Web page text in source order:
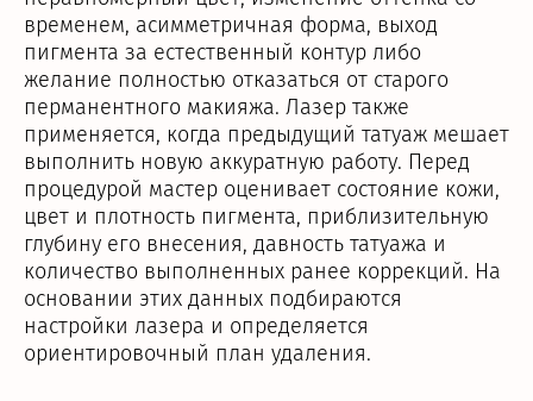
временем, асимметричная форма, выход
пигмента за естественный контур либо
желание полностью отказаться от старого
перманентного макияжа. Лазер также
применяется, когда предыдущий татуаж мешает
выполнить новую аккуратную работу. Перед
процедурой мастер оценивает состояние кожи,
цвет и плотность пигмента, приблизительную
глубину его внесения, давность татуажа и
количество выполненных ранее коррекций. На
основании этих данных подбираются
настройки лазера и определяется
ориентировочный план удаления.